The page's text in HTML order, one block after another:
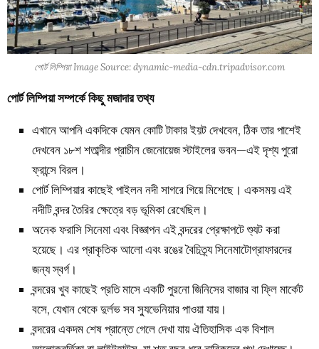
পোর্ট লিম্পিয়া Image Source: dynamic-media-cdn.tripadvisor.com
পোর্ট লিম্পিয়া সম্পর্কে কিছু মজাদার তথ্য
এখানে আপনি একদিকে যেমন কোটি টাকার ইয়ট দেখবেন, ঠিক তার পাশেই
দেখবেন ১৮শ শতাব্দীর প্রাচীন জেনোয়েজ স্টাইলের ভবন—এই দৃশ্য পুরো
ফ্রান্সে বিরল।
পোর্ট লিম্পিয়ার কাছেই পাইলন নদী সাগরে গিয়ে মিশেছে। একসময় এই
নদীটি বন্দর তৈরির ক্ষেত্রে বড় ভূমিকা রেখেছিল।
অনেক ফরাসি সিনেমা এবং বিজ্ঞাপন এই বন্দরের প্রেক্ষাপটে শ্যুট করা
হয়েছে। এর প্রাকৃতিক আলো এবং রঙের বৈচিত্র্য সিনেমাটোগ্রাফারদের
জন্য স্বর্গ।
বন্দরের খুব কাছেই প্রতি মাসে একটি পুরনো জিনিসের বাজার বা ফ্লি মার্কেট
বসে, যেখান থেকে দুর্লভ সব স্যুভেনিয়ার পাওয়া যায়।
বন্দরের একদম শেষ প্রান্তে গেলে দেখা যায় ঐতিহাসিক এক বিশাল